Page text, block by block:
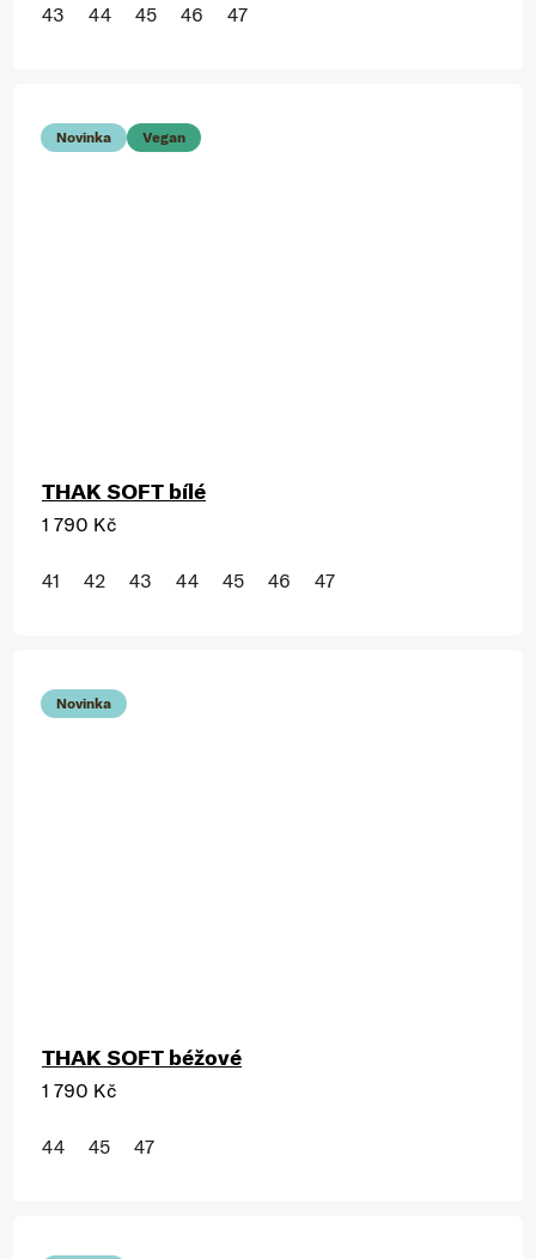
43 44 45 46 47
Novinka Vegan
THAK SOFT bílé
1 790 Kč
41 42 43 44 45 46 47
Novinka
THAK SOFT béžové
1 790 Kč
44 45 47